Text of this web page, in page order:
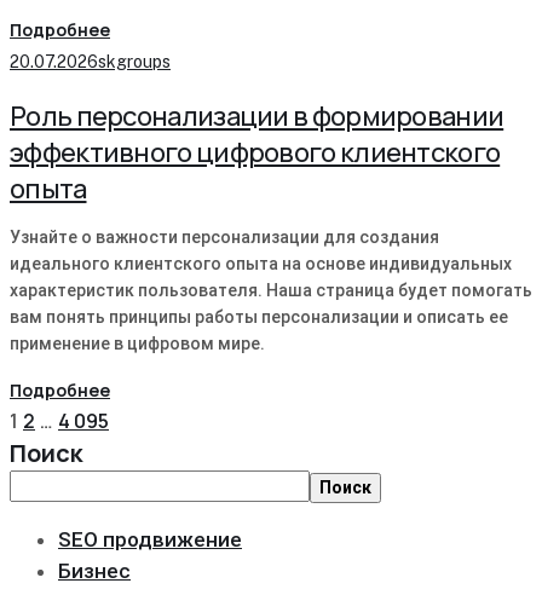
Подробнее
20.07.2026skgroups
Роль персонализации в формировании
эффективного цифрового клиентского
опыта
Узнайте о важности персонализации для создания
идеального клиентского опыта на основе индивидуальных
характеристик пользователя. Наша страница будет помогать
вам понять принципы работы персонализации и описать ее
применение в цифровом мире.
Подробнее
1 2 … 4 095
Поиск
Поиск
SEO продвижение
Бизнес